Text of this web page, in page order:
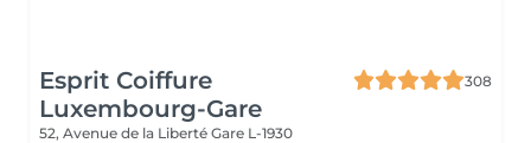
Esprit Coiffure
Luxembourg-Gare
308
52, Avenue de la Liberté Gare L-1930